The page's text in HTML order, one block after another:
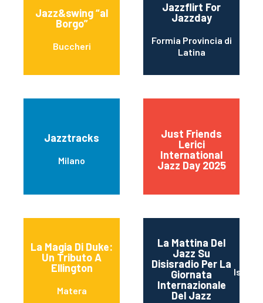
Jazz&swing “al
Borgo”
Buccheri
Jazzflirt For
Jazzday
Formia Provincia di
Latina
Jazztracks
Milano
Just Friends
Lerici
International
Jazz Day 2025
La Magia Di Duke:
Un Tributo A
Ellington
Matera
La Mattina Del
Jazz Su
Disisradio Per La
Giornata
Internazionale
Del Jazz
Isernia